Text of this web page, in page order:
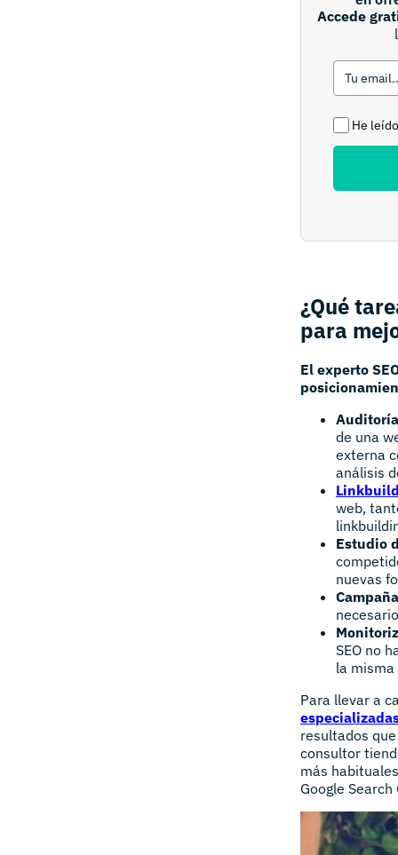
Accede
He
¿Qué
para
El experto
de una
externa
análisis
web,
Estudio
nuevas
SEO no
la
Para llevar a
resultados
consultor
más
Google Search